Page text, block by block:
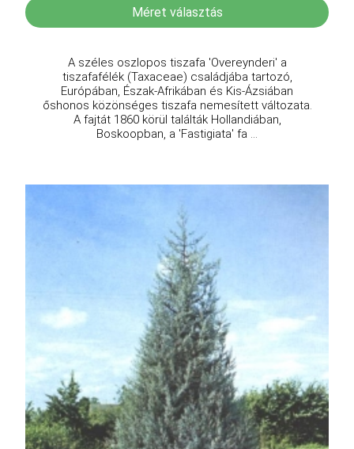
Méret választás
A széles oszlopos tiszafa 'Overeynderi' a
tiszafafélék (Taxaceae) családjába tartozó,
Európában, Észak-Afrikában és Kis-Ázsiában
őshonos közönséges tiszafa nemesített változata.
A fajtát 1860 körül találták Hollandiában,
Boskoopban, a 'Fastigiata' fa ...